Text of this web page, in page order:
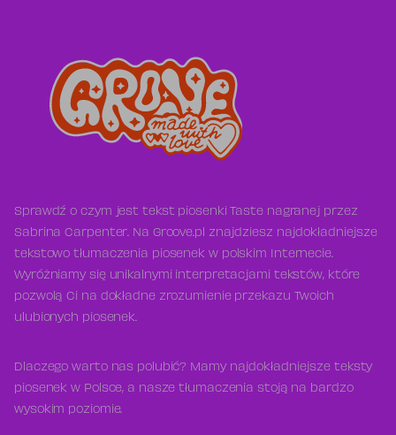
Sprawdź o czym jest tekst piosenki Taste nagranej przez
Sabrina Carpenter. Na Groove.pl znajdziesz najdokładniejsze
tekstowo tłumaczenia piosenek w polskim Internecie.
Wyróżniamy się unikalnymi interpretacjami tekstów, które
pozwolą Ci na dokładne zrozumienie przekazu Twoich
ulubionych piosenek.
Dlaczego warto nas polubić? Mamy najdokładniejsze teksty
piosenek w Polsce, a nasze tłumaczenia stoją na bardzo
wysokim poziomie.